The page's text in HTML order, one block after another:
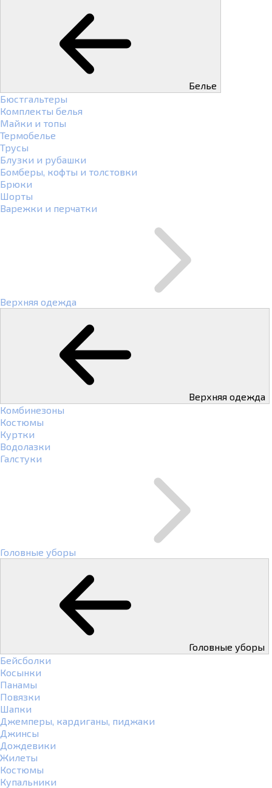
Белье
Бюстгальтеры
Комплекты белья
Майки и топы
Термобелье
Трусы
Блузки и рубашки
Бомберы, кофты и толстовки
Брюки
Шорты
Варежки и перчатки
Верхняя одежда
Верхняя одежда
Комбинезоны
Костюмы
Куртки
Водолазки
Галстуки
Головные уборы
Головные уборы
Бейсболки
Косынки
Панамы
Повязки
Шапки
Джемперы, кардиганы, пиджаки
Джинсы
Дождевики
Жилеты
Костюмы
Купальники